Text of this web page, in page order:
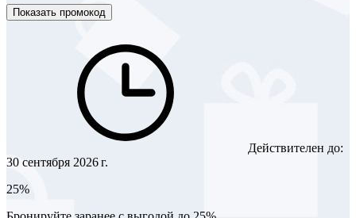
Показать промокод
Действителен до:
30 сентября 2026 г.
25%